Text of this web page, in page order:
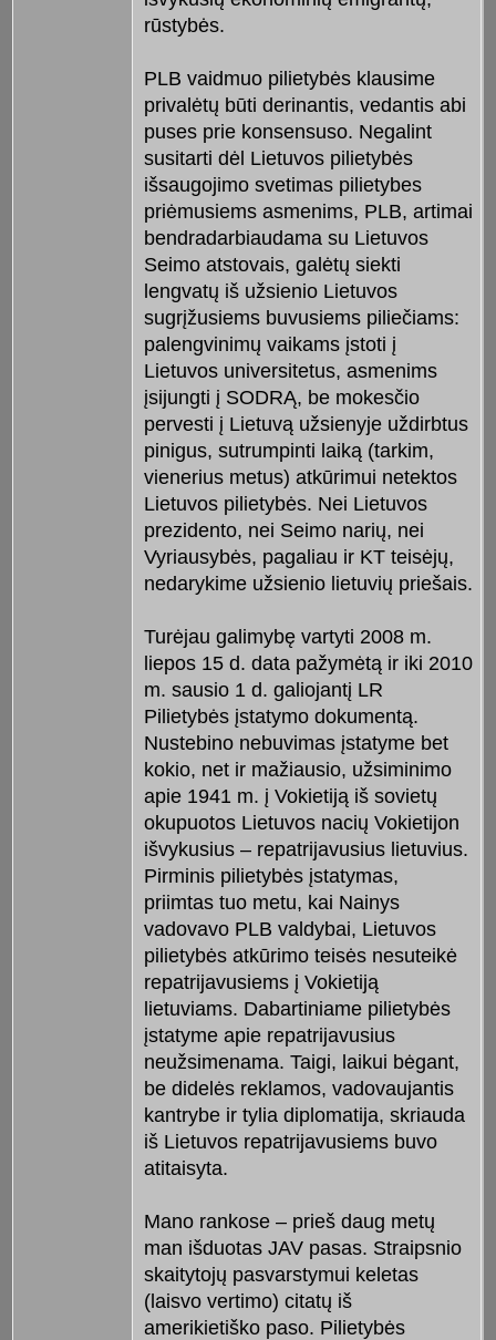
rūstybės.
PLB vaidmuo pilietybės klausime
privalėtų būti derinantis, vedantis abi
puses prie konsensuso. Negalint
susitarti dėl Lietuvos pilietybės
išsaugojimo svetimas pilietybes
priėmusiems asmenims, PLB, artimai
bendradarbiaudama su Lietuvos
Seimo atstovais, galėtų siekti
lengvatų iš užsienio Lietuvos
sugrįžusiems buvusiems piliečiams:
palengvinimų vaikams įstoti į
Lietuvos universitetus, asmenims
įsijungti į SODRĄ, be mokesčio
pervesti į Lietuvą užsienyje uždirbtus
pinigus, sutrumpinti laiką (tarkim,
vienerius metus) atkūrimui netektos
Lietuvos pilietybės. Nei Lietuvos
prezidento, nei Seimo narių, nei
Vyriausybės, pagaliau ir KT teisėjų,
nedarykime užsienio lietuvių priešais.
Turėjau galimybę vartyti 2008 m.
liepos 15 d. data pažymėtą ir iki 2010
m. sausio 1 d. galiojantį LR
Pilietybės įstatymo dokumentą.
Nustebino nebuvimas įstatyme bet
kokio, net ir mažiausio, užsiminimo
apie 1941 m. į Vokietiją iš sovietų
okupuotos Lietuvos nacių Vokietijon
išvykusius – repatrijavusius lietuvius.
Pirminis pilietybės įstatymas,
priimtas tuo metu, kai Nainys
vadovavo PLB valdybai, Lietuvos
pilietybės atkūrimo teisės nesuteikė
repatrijavusiems į Vokietiją
lietuviams. Dabartiniame pilietybės
įstatyme apie repatrijavusius
neužsimenama. Taigi, laikui bėgant,
be didelės reklamos, vadovaujantis
kantrybe ir tylia diplomatija, skriauda
iš Lietuvos repatrijavusiems buvo
atitaisyta.
Mano rankose – prieš daug metų
man išduotas JAV pasas. Straipsnio
skaitytojų pasvarstymui keletas
(laisvo vertimo) citatų iš
amerikietiško paso. Pilietybės